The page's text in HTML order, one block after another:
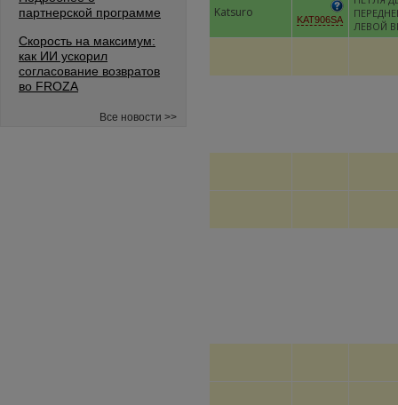
партнерской программе
Скорость на максимум:
как ИИ ускорил
согласование возвратов
во FROZA
Все новости >>
Katsuro KAT906SA
ЛЕВОЙ